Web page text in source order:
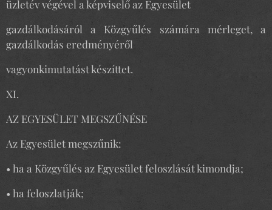
üzletév végével a képviselő az Egyesület
gazdálkodásáról a Közgyűlés számára mérleget, a
gazdálkodás eredményéről
vagyonkimutatást készíttet.
XI.
AZ EGYESÜLET MEGSZŰNÉSE
Az Egyesület megszűnik:
• ha a Közgyűlés az Egyesület feloszlását kimondja;
• ha feloszlatják;